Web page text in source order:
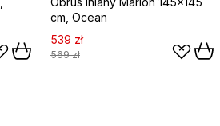
cm, Ocean
539 zł
569 zł